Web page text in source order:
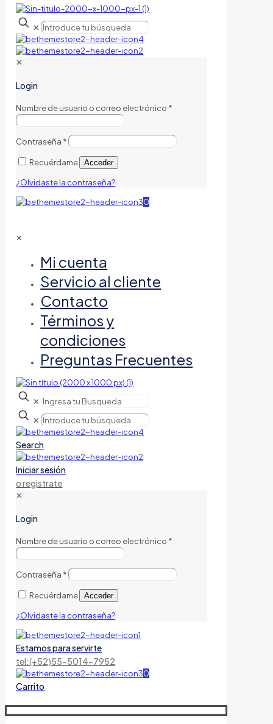
✕
✕
Login
Nombre de usuario o correo electrónico *
Contraseña *
Recuérdame Acceder
¿Olvidaste la contraseña?
0
✕
Mi cuenta
Servicio al cliente
Contacto
Términos y
condiciones
Preguntas Frecuentes
✕
✕
Search
Iniciar sesión
o registrate
✕
Login
Nombre de usuario o correo electrónico *
Contraseña *
Recuérdame Acceder
¿Olvidaste la contraseña?
Estamos para servirte
tel:(+52)55-5014-7952
0
Carrito